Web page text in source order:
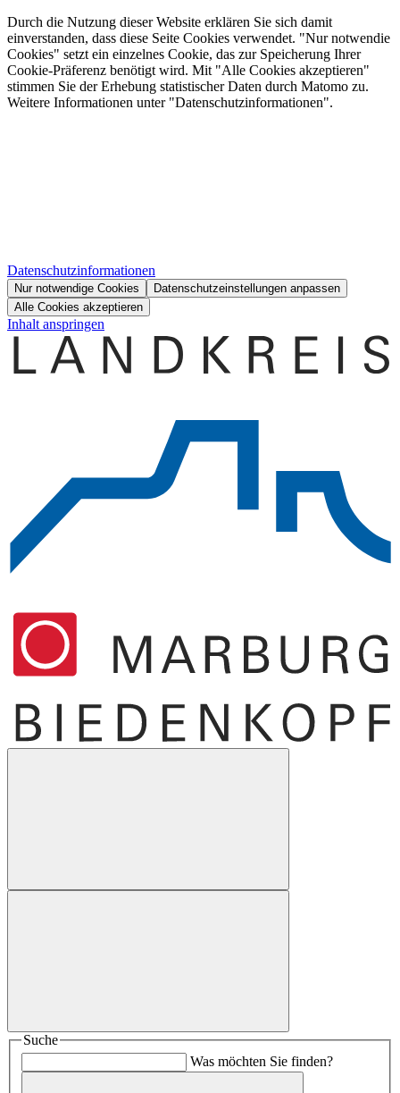
Durch die Nutzung dieser Website erklären Sie sich damit
einverstanden, dass diese Seite Cookies verwendet. "Nur notwendie
Cookies" setzt ein einzelnes Cookie, das zur Speicherung Ihrer
Cookie-Präferenz benötigt wird. Mit "Alle Cookies akzeptieren"
stimmen Sie der Erhebung statistischer Daten durch Matomo zu.
Weitere Informationen unter "Datenschutzinformationen".
Datenschutzinformationen
Nur notwendige Cookies
Datenschutzeinstellungen anpassen
Alle Cookies akzeptieren
Inhalt anspringen
Suche
Was möchten Sie finden?